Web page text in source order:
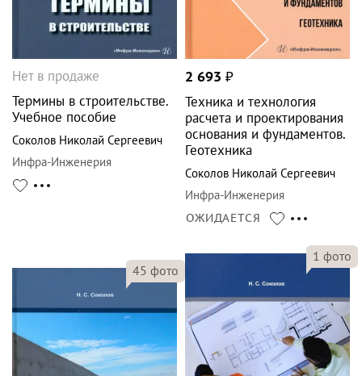
Нет в продаже
Термины в строительстве.
Учебное пособие
Соколов Николай Сергеевич
Инфра-Инженерия
2 693 ₽
Техника и технология
расчета и проектирования
основания и фундаментов.
Геотехника
Соколов Николай Сергеевич
Инфра-Инженерия
ОЖИДАЕТСЯ
45 фото
1 фото